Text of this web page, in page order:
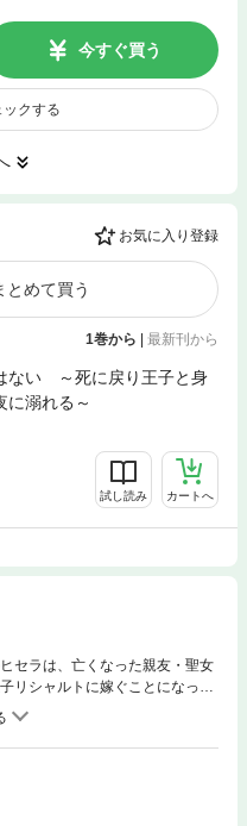
今すぐ買う
クする
お気に入り登録
とめて買う
1巻から | 最新刊から
ない ～死に戻り王子と身
に溺れる～
試し読み カートへ
セラは、亡くなった親友・聖女
リシャルトに嫁ぐことになっ
からの衝撃的な宣言。「悪いけ
の花嫁である罪悪感に苛まれる
執着は、逃げ場のないほどに深
ごと重ねる肌の熱に、ヒセラ
った。すれ違う二人の記憶と、